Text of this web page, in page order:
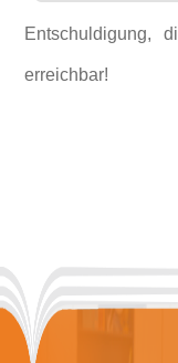
Entschuldigung,
erreichbar!